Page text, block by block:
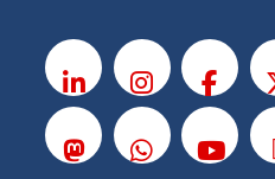
LinkedInInstagram X